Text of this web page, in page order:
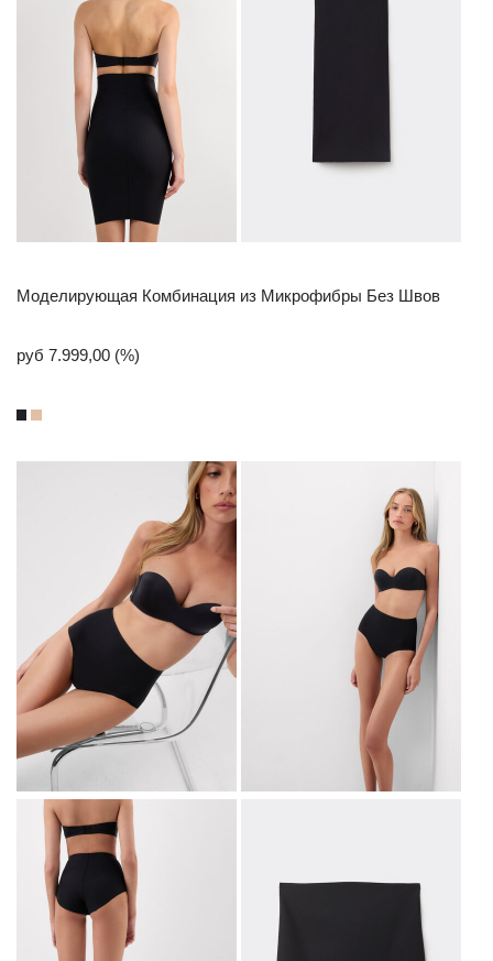
Моделирующая Комбинация из Микрофибры Без Швов
руб 7.999,00 (%)